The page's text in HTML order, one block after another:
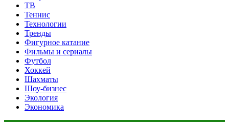
ТВ
Теннис
Технологии
Тренды
Фигурное катание
Фильмы и сериалы
Футбол
Хоккей
Шахматы
Шоу-бизнес
Экология
Экономика